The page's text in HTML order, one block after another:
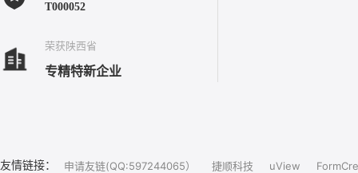
T000052
荣获陕西省
专精特新企业
友情链接： 申请友链(QQ:597244065） 捷顺科技 uView